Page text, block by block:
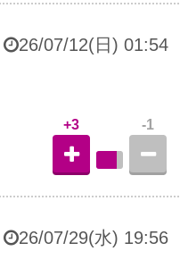
26/07/12(日) 01:54
-1
+3
26/07/29(水) 19:56